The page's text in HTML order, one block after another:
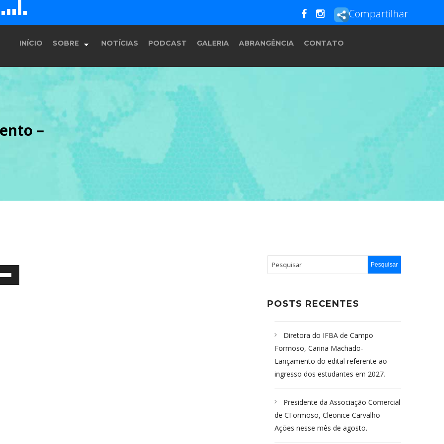
E F G Compartilhar
INÍCIO SOBRE
História
Equipe
Programação
NOTÍCIAS PODCAST GALERIA ABRANGÊNCIA CONTATO
–
POSTS RECENTES
Diretora do IFBA de Campo
Formoso, Carina Machado-
Lançamento do edital referente ao
ingresso dos estudantes em 2027.
Presidente da Associação Comercial
de CFormoso, Cleonice Carvalho –
Ações nesse mês de agosto.